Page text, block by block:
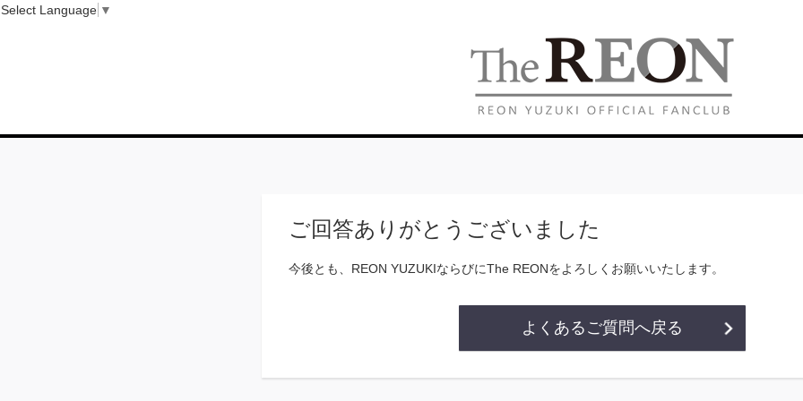
ご回答ありがとうございました
今後とも、REON YUZUKIならびにThe REONをよろしくお願いいたします。
よくあるご質問へ戻る
Select Language ▼